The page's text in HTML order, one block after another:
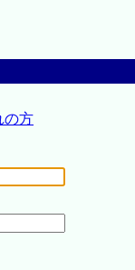
の方